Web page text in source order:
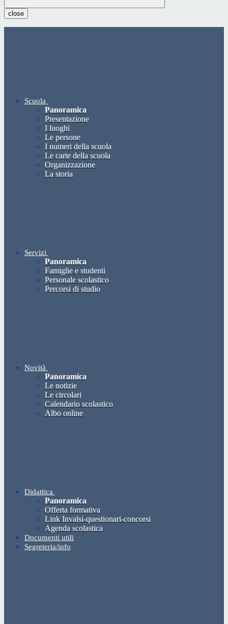
close
Scuola
Panoramica
Presentazione
I luoghi
Le persone
I numeri della scuola
Le carte della scuola
Organizzazione
La storia
Servizi
Panoramica
Famiglie e studenti
Personale scolastico
Percorsi di studio
Novità
Panoramica
Le notizie
Le circolari
Calendario scolastico
Albo online
Didattica
Panoramica
Offerta formativa
Link Invalsi-questionari-concorsi
Agenda scolastica
Documenti utili
Segreteria/info